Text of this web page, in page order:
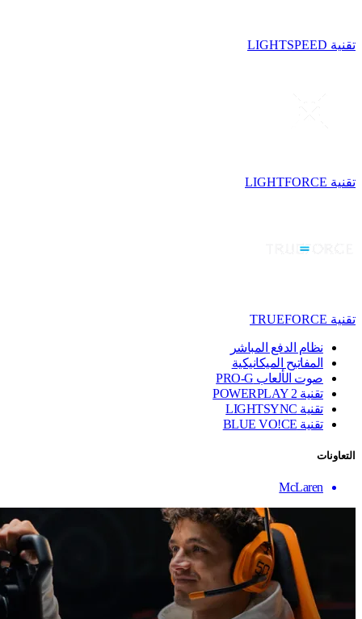
تقنية LIGHTSPEED
تقنية LIGHTFORCE
تقنية TRUEFORCE
نظام الدفع المباشر
المفاتيح الميكانيكية
صوت الألعاب PRO-G
تقنية ‏POWERPLAY 2
تقنية LIGHTSYNC
تقنية BLUE VO!CE
التعاونات
McLaren